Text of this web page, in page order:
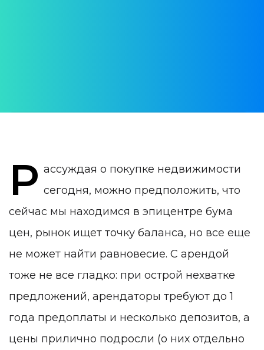
Р ассуждая о покупке недвижимости
сегодня, можно предположить, что
сейчас мы находимся в эпицентре бума
цен, рынок ищет точку баланса, но все еще
не может найти равновесие. С арендой
тоже не все гладко: при острой нехватке
предложений, арендаторы требуют до 1
года предоплаты и несколько депозитов, а
цены прилично подросли (о них отдельно